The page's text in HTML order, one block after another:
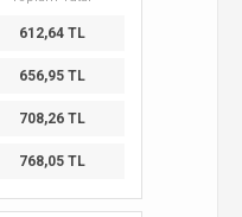
612,64 TL
656,95 TL
708,26 TL
768,05 TL